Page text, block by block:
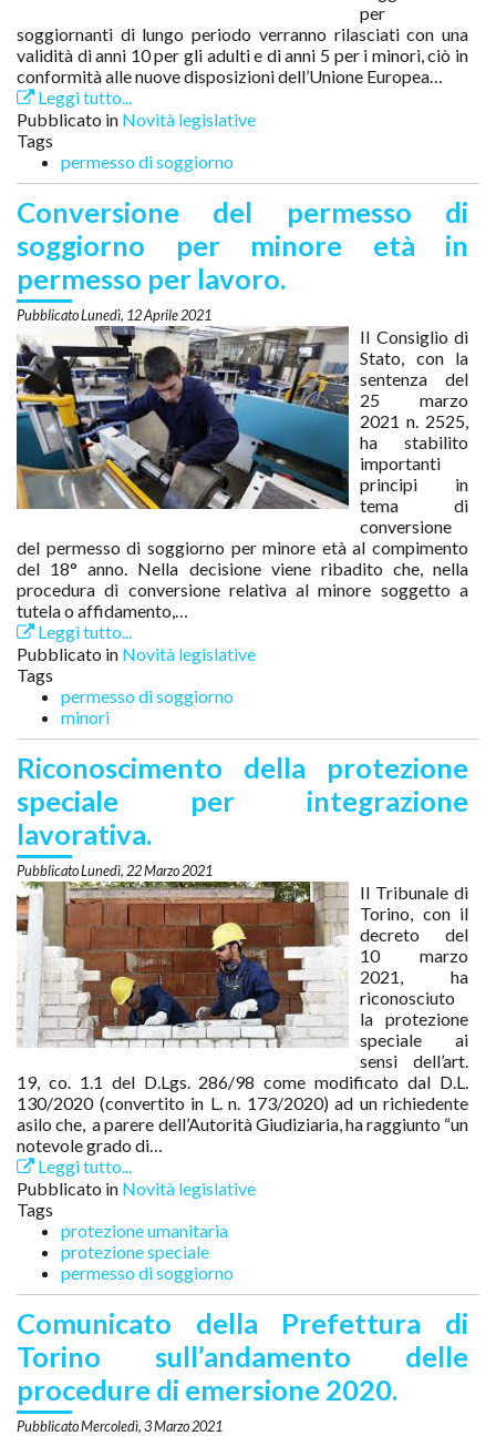
per
soggiornanti di lungo periodo verranno rilasciati con una
validità di anni 10 per gli adulti e di anni 5 per i minori, ciò in
conformità alle nuove disposizioni dell’Unione Europea…
Leggi tutto...
Pubblicato in Novità legislative
Tags
permesso di soggiorno
Conversione del permesso di
soggiorno per minore età in
permesso per lavoro.
Lunedì, 12 Aprile 2021
Il Consiglio di
Stato, con la
sentenza del
25 marzo
2021 n. 2525,
ha stabilito
importanti
principi in
tema di
conversione
del permesso di soggiorno per minore età al compimento
del 18° anno. Nella decisione viene ribadito che, nella
procedura di conversione relativa al minore soggetto a
tutela o affidamento,…
Leggi tutto...
Pubblicato in Novità legislative
Tags
permesso di soggiorno
minori
Riconoscimento della protezione
speciale per integrazione
lavorativa.
Lunedì, 22 Marzo 2021
Il Tribunale di
Torino, con il
decreto del
10 marzo
2021, ha
riconosciuto
la protezione
speciale ai
sensi dell’art.
19, co. 1.1 del D.Lgs. 286/98 come modificato dal D.L.
130/2020 (convertito in L. n. 173/2020) ad un richiedente
asilo che, a parere dell’Autorità Giudiziaria, ha raggiunto “un
notevole grado di…
Leggi tutto...
Pubblicato in Novità legislative
Tags
protezione umanitaria
protezione speciale
permesso di soggiorno
Comunicato della Prefettura di
Torino sull’andamento delle
procedure di emersione 2020.
Mercoledì, 3 Marzo 2021